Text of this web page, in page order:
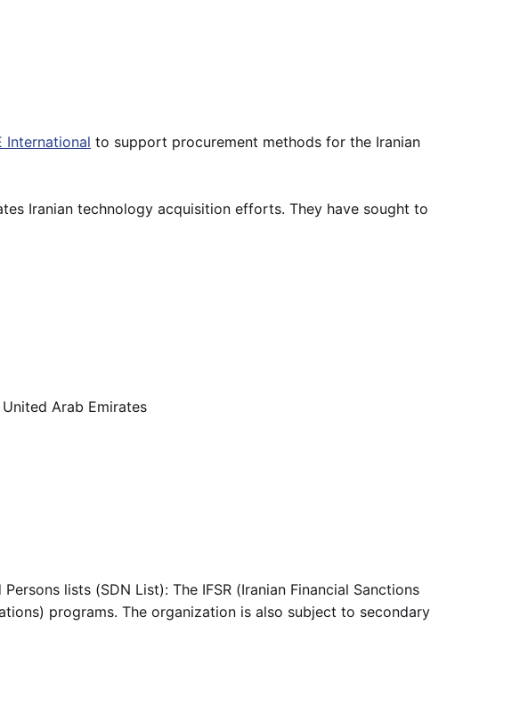
International to support procurement methods for the Iranian
Iranian technology acquisition efforts. They have sought to
Arab Emirates
lists (SDN List): The IFSR (Iranian Financial Sanctions
programs. The organization is also subject to secondary